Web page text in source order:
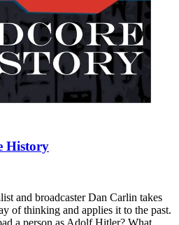
History
and broadcaster Dan Carlin takes
of thinking and applies it to the past.
a person as Adolf Hitler? What